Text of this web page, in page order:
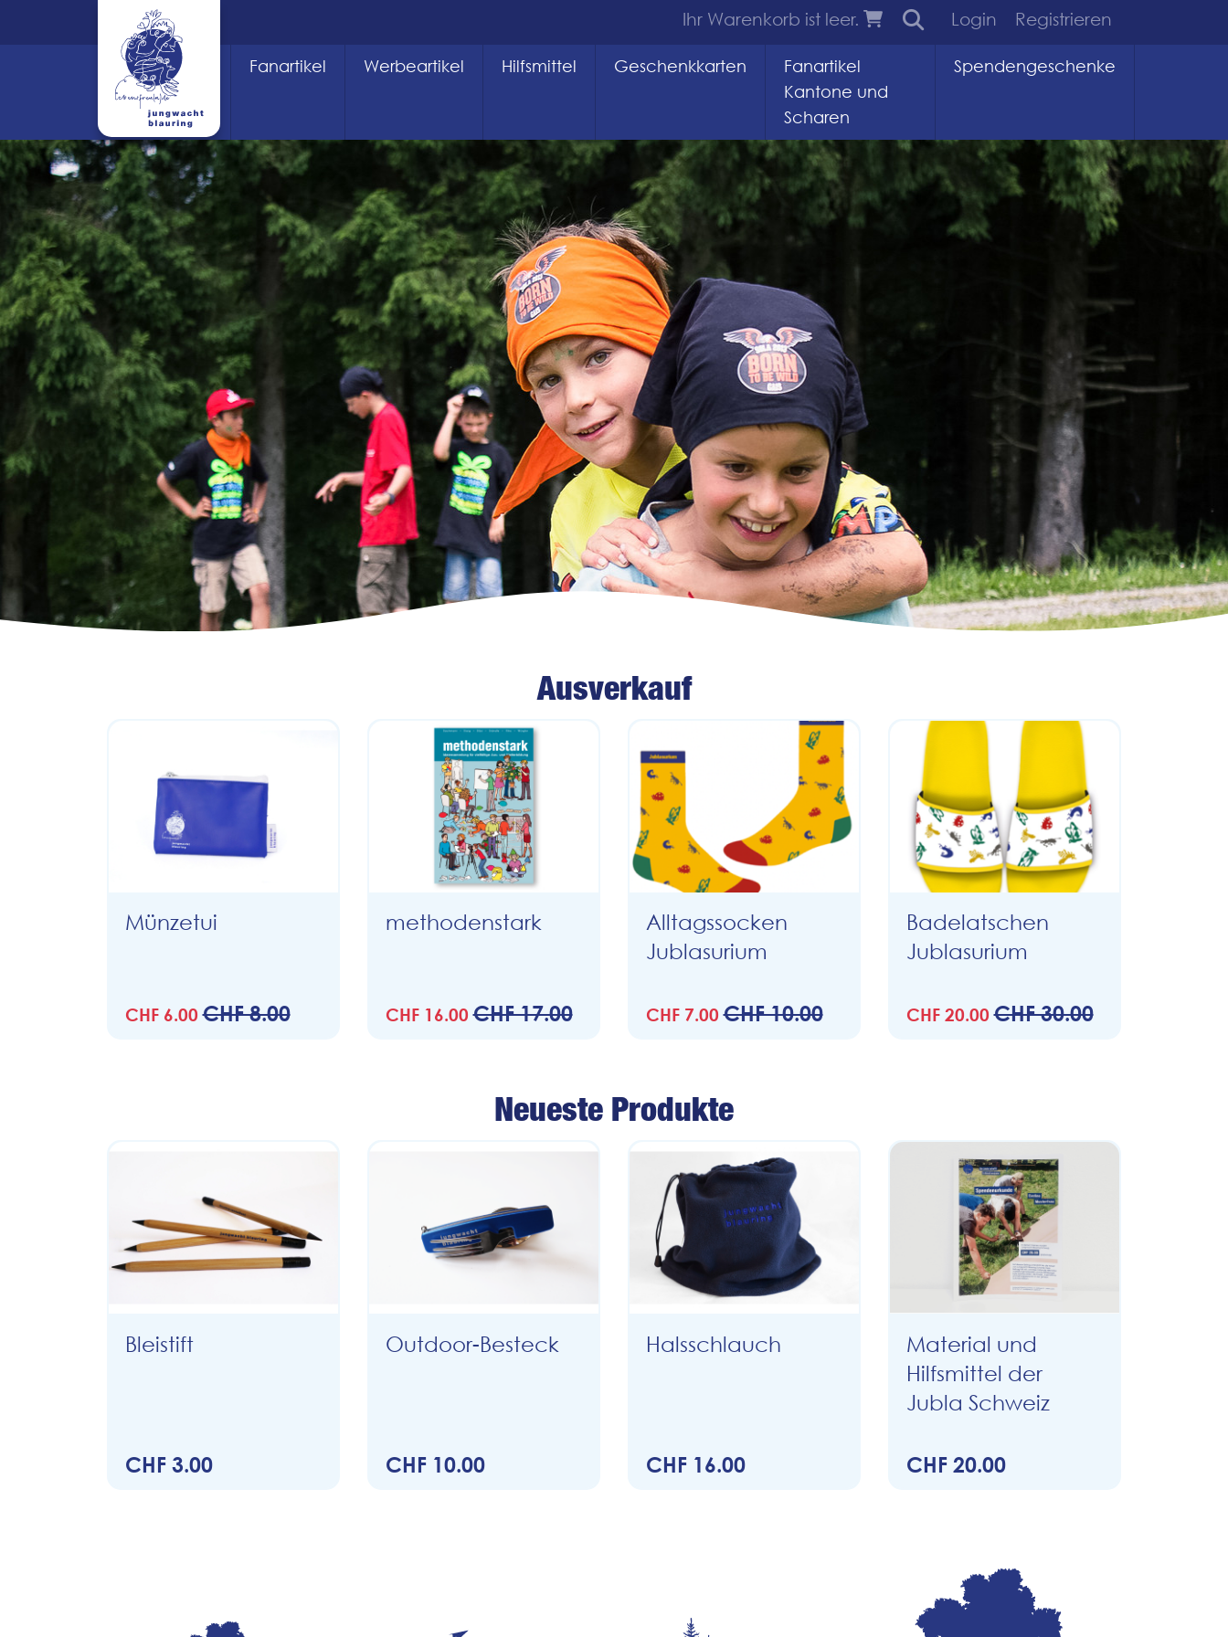
Ihr Warenkorb ist leer. Login Registrieren
Fanartikel Werbeartikel Hilfsmittel Geschenkkarten
Fanartikel
Kantone und
Scharen
Spendengeschenke
Ausverkauf
Münzetui
CHF 6.00CHF 8.00
methodenstark
CHF 16.00CHF 17.00
Alltagssocken
Jublasurium
CHF 7.00CHF 10.00
Badelatschen
Jublasurium
CHF 20.00CHF 30.00
Neueste Produkte
Bleistift
CHF 3.00
Outdoor-Besteck
CHF 10.00
Halsschlauch
CHF 16.00
Material und
Hilfsmittel der
Jubla Schweiz
CHF 20.00